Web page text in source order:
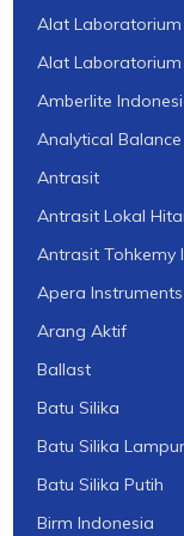
Alat Laboratorium
Alat
Amberlite
Analytical Balance
Antrasit
Antrasit Lokal
Antrasit Tohkemy
Apera Instruments
Arang Aktif
Ballast
Batu Silika
Batu Silika
Batu Silika Putih
Birm Indonesia